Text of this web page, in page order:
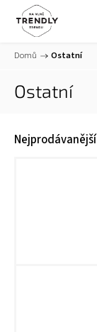
Domů / Ostatní
Ostatní
Nejprodávanější